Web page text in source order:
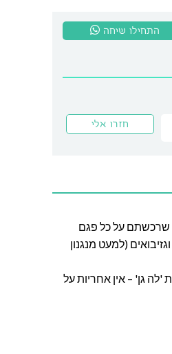
התחילו שיחה
בהתאם למוצר שרכשתם על כל פגם
(למעט מנגנון
'לה גן' – אין אחריות על